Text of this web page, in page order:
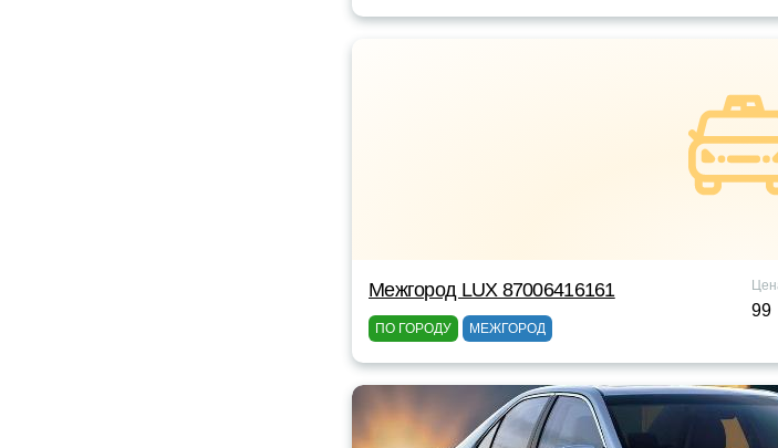
Межгород LUX 87006416161
ПО ГОРОДУ МЕЖГОРОД
99